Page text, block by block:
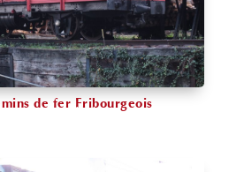
de fer Fribourgeois